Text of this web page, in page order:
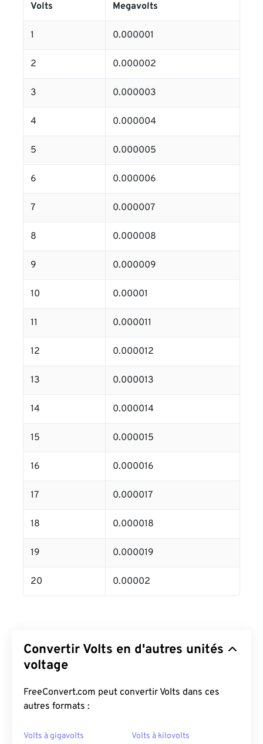
Volts Megavolts
1 0.000001
2 0.000002
3 0.000003
4 0.000004
5 0.000005
6 0.000006
7 0.000007
8 0.000008
9 0.000009
10 0.00001
11 0.000011
12 0.000012
13 0.000013
14 0.000014
15 0.000015
16 0.000016
17 0.000017
18 0.000018
19 0.000019
20 0.00002
Convertir Volts en d'autres unités
voltage
FreeConvert.com peut convertir Volts dans ces
autres formats :
Volts à gigavolts Volts à kilovolts